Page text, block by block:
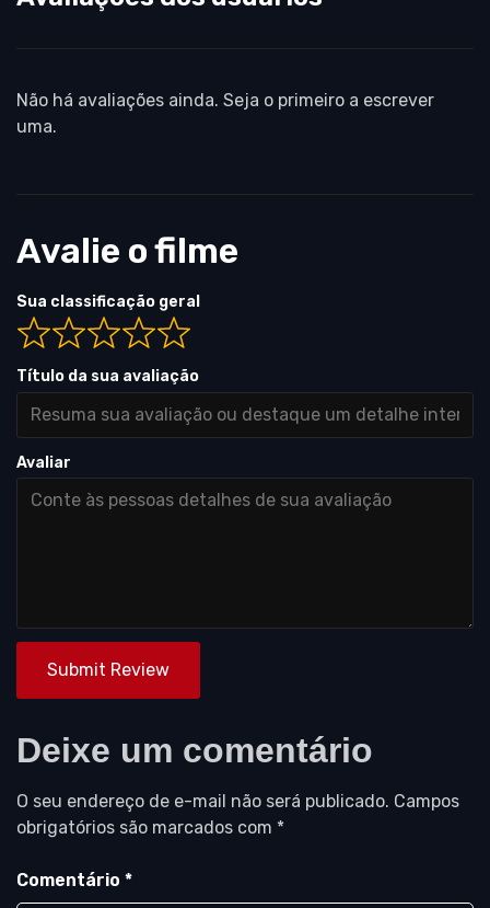
Não há avaliações ainda. Seja o primeiro a escrever
uma.
Avalie o filme
Sua classificação geral
Título da sua avaliação
Avaliar
Submit Review
Deixe um comentário
O seu endereço de e-mail não será publicado. Campos
obrigatórios são marcados com *
Comentário *